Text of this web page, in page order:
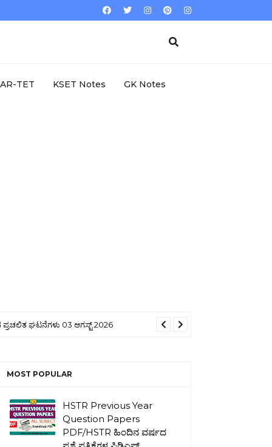
TET KSET Notes GK Notes
ಘಟನೆಗಳು 03 ಆಗಸ್ಟ್ 2026
MOST POPULAR
HSTR Previous Year
Question Papers
PDF/HSTR ಹಿಂದಿನ ವರ್ಷದ